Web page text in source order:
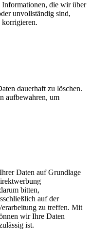
Informationen, die wir über
unvollständig sind,
korrigieren.
dauerhaft zu löschen.
aufbewahren, um
Daten auf Grundlage
bitten,
auf der
zu treffen. Mit
wir Ihre Daten
ist.